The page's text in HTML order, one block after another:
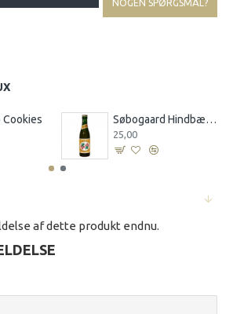
NOGEN SPØRGSMÅL?
Cookies Søbogaard Hindbærsaft 0,25 l
25,00
af dette produkt endnu.